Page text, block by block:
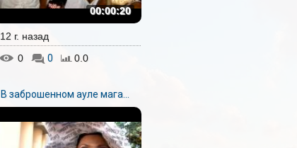
00:00:20
12 г. назад
0
0 0.0
В заброшенном ауле мага...